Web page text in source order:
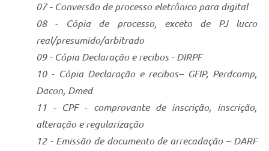
07 - Conversão de processo eletrônico para digital
08 - Cópia de processo, exceto de PJ lucro
real/presumido/arbitrado
09 - Cópia Declaração e recibos - DIRPF
10 - Cópia Declaração e recibos– GFIP, Perdcomp,
Dacon, Dmed
11 - CPF - comprovante de inscrição, inscrição,
alteração e regularização
12 - Emissão de documento de arrecadação – DARF